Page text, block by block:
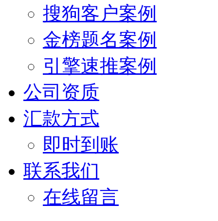
搜狗客户案例
金榜题名案例
引擎速推案例
公司资质
汇款方式
即时到账
联系我们
在线留言